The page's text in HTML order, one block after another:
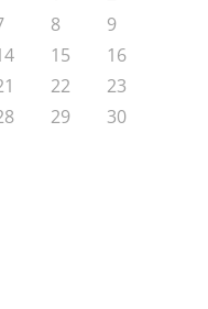
8
9
15
16
22
23
29
30